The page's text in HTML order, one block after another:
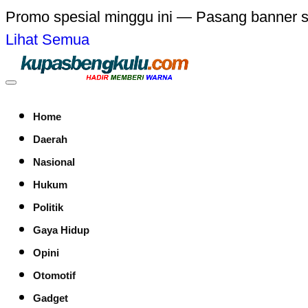
Promo spesial minggu ini — Pasang banner
Lihat Semua
Home
Daerah
Nasional
Hukum
Politik
Gaya Hidup
Opini
Otomotif
Gadget